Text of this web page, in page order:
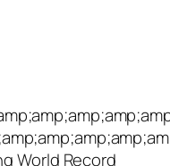
World Record